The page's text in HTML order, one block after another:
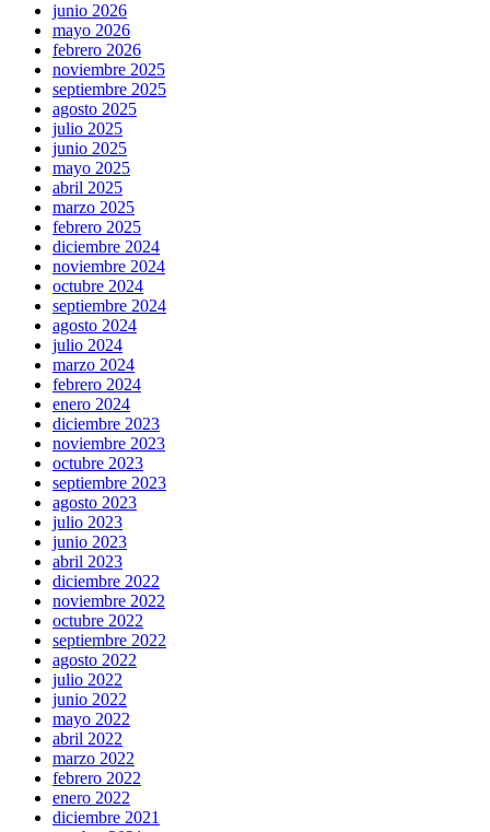
junio 2026
mayo 2026
febrero 2026
noviembre 2025
septiembre 2025
agosto 2025
julio 2025
junio 2025
mayo 2025
abril 2025
marzo 2025
febrero 2025
diciembre 2024
noviembre 2024
octubre 2024
septiembre 2024
agosto 2024
julio 2024
marzo 2024
febrero 2024
enero 2024
diciembre 2023
noviembre 2023
octubre 2023
septiembre 2023
agosto 2023
julio 2023
junio 2023
abril 2023
diciembre 2022
noviembre 2022
octubre 2022
septiembre 2022
agosto 2022
julio 2022
junio 2022
mayo 2022
abril 2022
marzo 2022
febrero 2022
enero 2022
diciembre 2021